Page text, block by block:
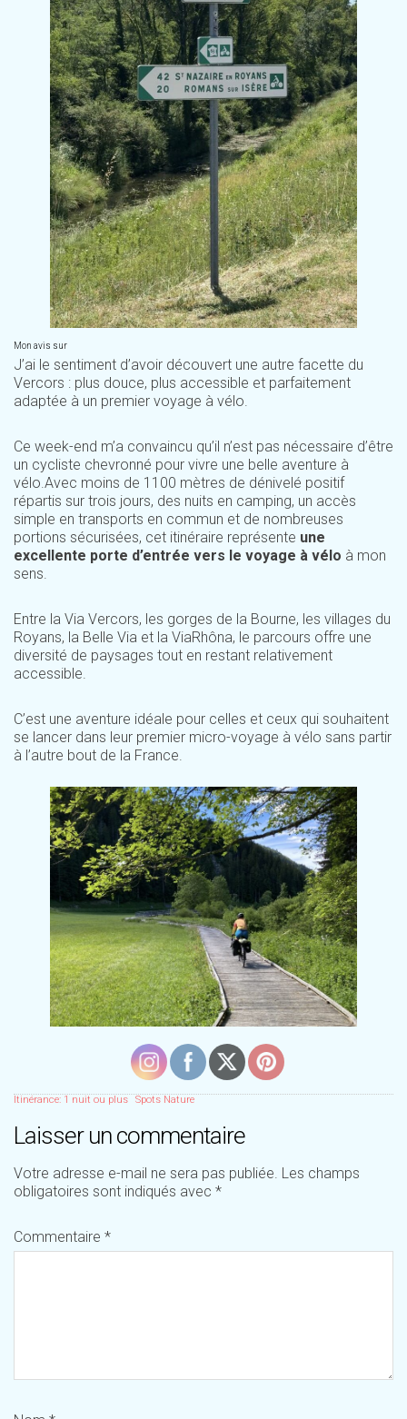
Mon avis sur
J’ai le sentiment d’avoir découvert une autre facette du
Vercors : plus douce, plus accessible et parfaitement
adaptée à un premier voyage à vélo.
Ce week-end m’a convaincu qu’il n’est pas nécessaire d’être
un cycliste chevronné pour vivre une belle aventure à
vélo.Avec moins de 1100 mètres de dénivelé positif
répartis sur trois jours, des nuits en camping, un accès
simple en transports en commun et de nombreuses
portions sécurisées, cet itinéraire représente une
excellente porte d’entrée vers le voyage à vélo à mon
sens.
Entre la Via Vercors, les gorges de la Bourne, les villages du
Royans, la Belle Via et la ViaRhôna, le parcours offre une
diversité de paysages tout en restant relativement
accessible.
C’est une aventure idéale pour celles et ceux qui souhaitent
se lancer dans leur premier micro-voyage à vélo sans partir
à l’autre bout de la France.
Itinérance: 1 nuit ou plus Spots Nature
Laisser un commentaire
Votre adresse e-mail ne sera pas publiée. Les champs
obligatoires sont indiqués avec *
Commentaire *